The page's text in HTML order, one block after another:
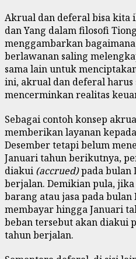
Akrual dan deferal bisa kita
dan Yang dalam filosofi
menggambarkan
berlawanan saling
sama lain untuk
ini, akrual dan deferal
mencerminkan realitas
Sebagai contoh konsep
memberikan layanan
Desember tetapi belum
Januari tahun berikutnya,
diakui (accrued)pada bulan
berjalan. Demikian pula,
barang atau jasa pada
membayar hingga Januari
beban tersebut akan diakui
tahun berjalan.